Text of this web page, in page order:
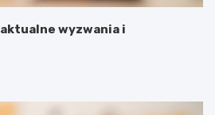
wyzwania i